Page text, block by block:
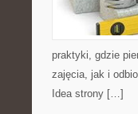
praktyki, gdzie
zajęcia, jak i
Idea strony […]